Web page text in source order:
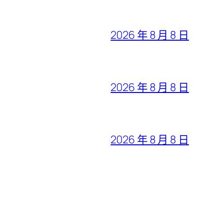
2026 年 8 月 8 日
2026 年 8 月 8 日
2026 年 8 月 8 日